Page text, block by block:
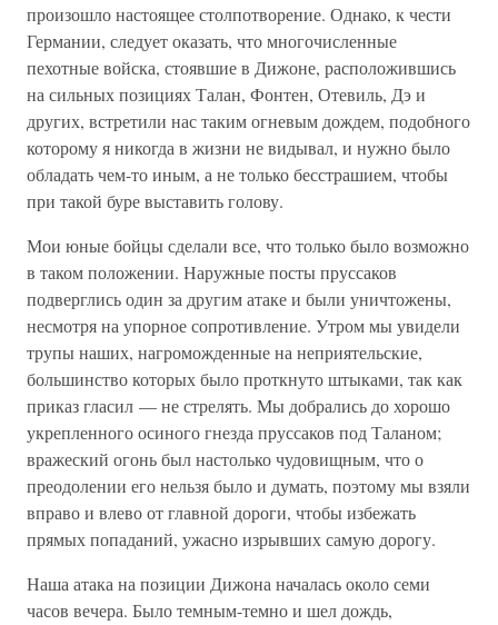
произошло настоящее столпотворение. Однако, к чести
Германии, следует оказать, что многочисленные
пехотные войска, стоявшие в Дижоне, расположившись
на сильных позициях Талан, Фонтен, Отевиль, Дэ и
других, встретили нас таким огневым дождем, подобного
которому я никогда в жизни не видывал, и нужно было
обладать чем-то иным, а не только бесстрашием, чтобы
при такой буре выставить голову.
Мои юные бойцы сделали все, что только было возможно
в таком положении. Наружные посты пруссаков
подверглись один за другим атаке и были уничтожены,
несмотря на упорное сопротивление. Утром мы увидели
трупы наших, нагроможденные на неприятельские,
большинство которых было проткнуто штыками, так как
приказ гласил — не стрелять. Мы добрались до хорошо
укрепленного осиного гнезда пруссаков под Таланом;
вражеский огонь был настолько чудовищным, что о
преодолении его нельзя было и думать, поэтому мы взяли
вправо и влево от главной дороги, чтобы избежать
прямых попаданий, ужасно изрывших самую дорогу.
Наша атака на позиции Дижона началась около семи
часов вечера. Было темным-темно и шел дождь,